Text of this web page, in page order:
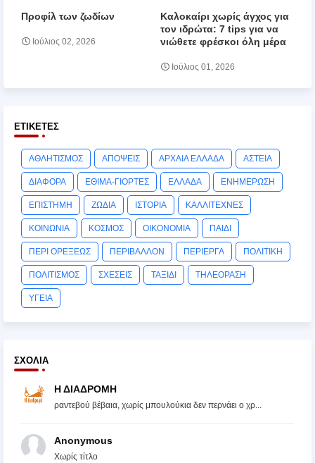
Προφίλ των ζωδίων
Ιούλιος 02, 2026
Καλοκαίρι χωρίς άγχος για
τον ιδρώτα: 7 tips για να
νιώθετε φρέσκοι όλη μέρα
Ιούλιος 01, 2026
ΕΤΙΚΈΤΕΣ
ΑΘΛΗΤΙΣΜΟΣ ΑΠΟΨΕΙΣ ΑΡΧΑΙΑ ΕΛΛΑΔΑ ΑΣΤΕΙΑ
ΔΙΑΦΟΡΑ ΕΘΙΜΑ-ΓΙΟΡΤΕΣ ΕΛΛΑΔΑ ΕΝΗΜΕΡΩΣΗ
ΕΠΙΣΤΗΜΗ ΖΩΔΙΑ ΙΣΤΟΡΙΑ ΚΑΛΛΙΤΕΧΝΕΣ
ΚΟΙΝΩΝΙΑ ΚΟΣΜΟΣ ΟΙΚΟΝΟΜΙΑ ΠΑΙΔΙ
ΠΕΡΙ ΟΡΕΞΕΩΣ ΠΕΡΙΒΑΛΛΟΝ ΠΕΡΙΕΡΓΑ ΠΟΛΙΤΙΚΗ
ΠΟΛΙΤΙΣΜΟΣ ΣΧΕΣΕΙΣ ΤΑΞΙΔΙ ΤΗΛΕΟΡΑΣΗ
ΥΓΕΙΑ
ΣΧΌΛΙΑ
Η ΔΙΑΔΡΟΜΗ
ραντεβού βέβαια, χωρίς μπουλούκια δεν περνάει ο χρ...
Anonymous
Χωρίς τίτλο